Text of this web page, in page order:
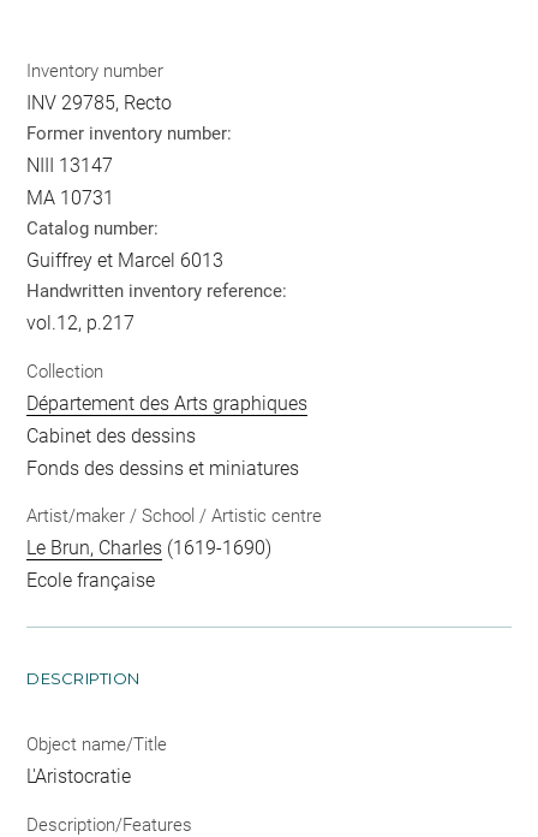
Inventory number
INV 29785, Recto
Former inventory number:
NIII 13147
MA 10731
Catalog number:
Guiffrey et Marcel 6013
Handwritten inventory reference:
vol.12, p.217
Collection
Département des Arts graphiques
Cabinet des dessins
Fonds des dessins et miniatures
Artist/maker / School / Artistic centre
Le Brun, Charles (1619-1690)
Ecole française
DESCRIPTION
Object name/Title
L'Aristocratie
Description/Features